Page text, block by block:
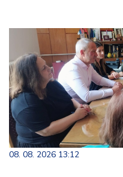
08. 08. 2026 13:12